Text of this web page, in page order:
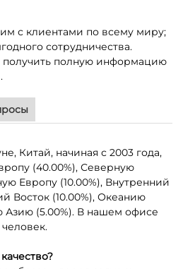
с клиентами по всему миру;
сотрудничества.
получить полную информацию
Китай, начиная с 2003 года,
(40.00%), Северную
Европу (10.00%), Внутренний
Восток (10.00%), Океанию
Азию (5.00%). В нашем офисе
человек.